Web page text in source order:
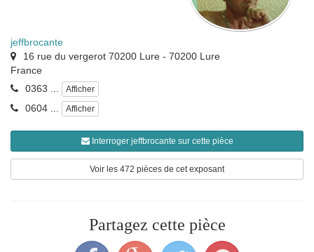
jeffbrocante
16 rue du vergerot 70200 Lure - 70200 Lure
France
0363 ...
Afficher
0604 ... Afficher
Interroger jeffbrocante sur cette pièce
Voir les 472 pièces de cet exposant
Partagez cette pièce